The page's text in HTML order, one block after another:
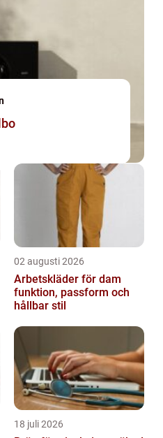
02 augusti 2026
Arbetskläder för dam
funktion, passform och
hållbar stil
18 juli 2026